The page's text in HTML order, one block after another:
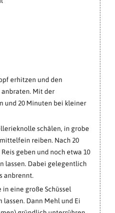
erhitzen und den
Mit der
und 20 Minuten bei kleiner
schälen, in grobe
reiben. Nach 20
geben und noch etwa 10
lassen. Dabei gelegentlich
anbrennt.
in eine große Schüssel
Dann Mehl und Ei